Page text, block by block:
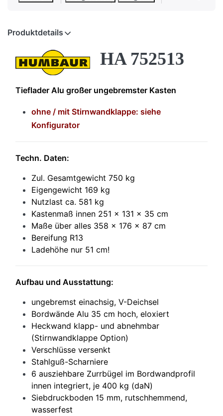
Produktdetails
HA 752513
Tieflader Alu großer ungebremster Kasten
ohne / mit Stirnwandklappe: siehe
Konfigurator
Techn. Daten:
Zul. Gesamtgewicht 750 kg
Eigengewicht 169 kg
Nutzlast ca. 581 kg
Kastenmaß innen 251 x 131 x 35 cm
Maße über alles 358 x 176 x 87 cm
Bereifung R13
Ladehöhe nur 51 cm!
Aufbau und Ausstattung:
ungebremst einachsig, V-Deichsel
Bordwände Alu 35 cm hoch, eloxiert
Heckwand klapp- und abnehmbar
(Stirnwandklappe Option)
Verschlüsse versenkt
Stahlguß-Scharniere
6 ausziehbare Zurrbügel im Bordwandprofil
innen integriert, je 400 kg (daN)
Siebdruckboden 15 mm, rutschhemmend,
wasserfest